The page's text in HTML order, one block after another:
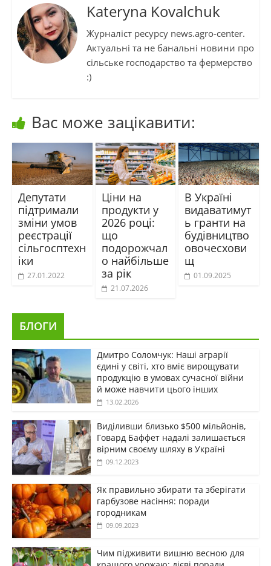
Kateryna Kovalchuk
Журналіст ресурсу news.agro-center.
Актуальні та не банальні новини про
сільське господарство та фермерство
:)
Вас може зацікавити:
Депутати
підтримали
зміни умов
реєстрації
сільгосптехн
іки
27.01.2022
Ціни на
продукти у
2026 році:
що
подорожчал
о найбільше
за рік
21.07.2026
В Україні
видаватимут
ь гранти на
будівництво
овочесхови
щ
01.09.2025
БЛОГИ
Дмитро Соломчук: Наші аграрії
єдині у світі, хто вміє вирощувати
продукцію в умовах сучасної війни
й може навчити цього інших
13.02.2026
Виділивши близько $500 мільйонів,
Говард Баффет надалі залишається
вірним своєму шляху в Україні
09.12.2023
Як правильно збирати та зберігати
гарбузове насіння: поради
городникам
09.09.2023
Чим підживити вишню весною для